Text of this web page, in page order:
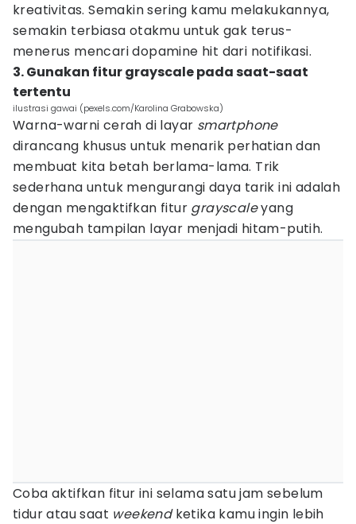
kreativitas. Semakin sering kamu melakukannya,
semakin terbiasa otakmu untuk gak terus-
menerus mencari dopamine hit dari notifikasi.
3. Gunakan fitur grayscale pada saat-saat
tertentu
ilustrasi gawai (pexels.com/Karolina Grabowska)
Warna-warni cerah di layar smartphone
dirancang khusus untuk menarik perhatian dan
membuat kita betah berlama-lama. Trik
sederhana untuk mengurangi daya tarik ini adalah
dengan mengaktifkan fitur grayscaleyang
mengubah tampilan layar menjadi hitam-putih.
Coba aktifkan fitur ini selama satu jam sebelum
tidur atau saat weekendketika kamu ingin lebih